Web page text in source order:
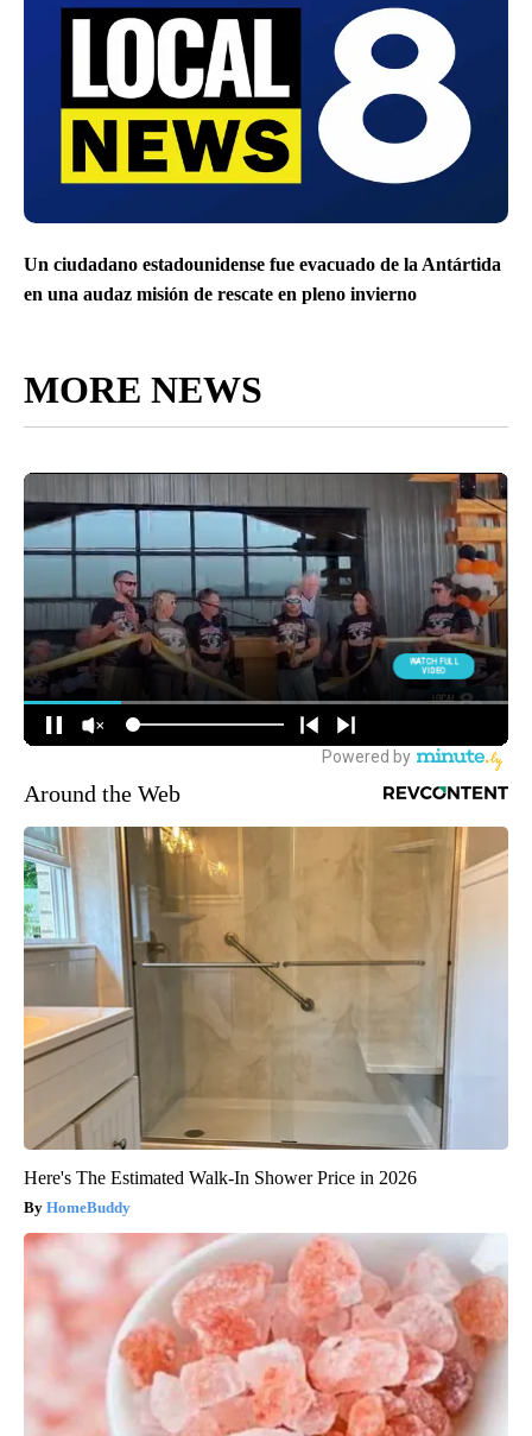
Un ciudadano estadounidense fue evacuado de la Antártida
en una audaz misión de rescate en pleno invierno
MORE NEWS
Around the Web
Here's The Estimated Walk-In Shower Price in 2026
HomeBuddy